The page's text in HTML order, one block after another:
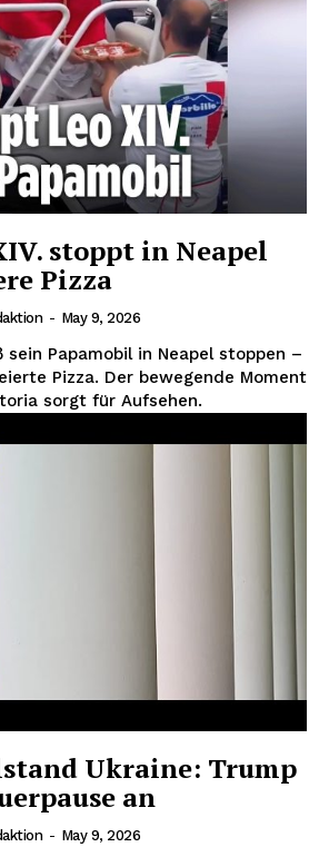
stoppt in Neapel
Pizza
- May 9, 2026
sein Papamobil in Neapel stoppen –
Pizza. Der bewegende Moment
sorgt für Aufsehen.
Ukraine: Trump
an
- May 9, 2026